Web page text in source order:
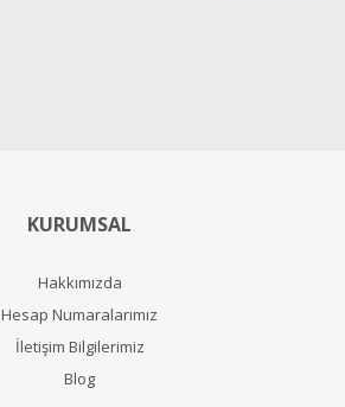
KURUMSAL
Hakkımızda
Hesap Numaralarımız
İletişim Bilgilerimiz
Blog